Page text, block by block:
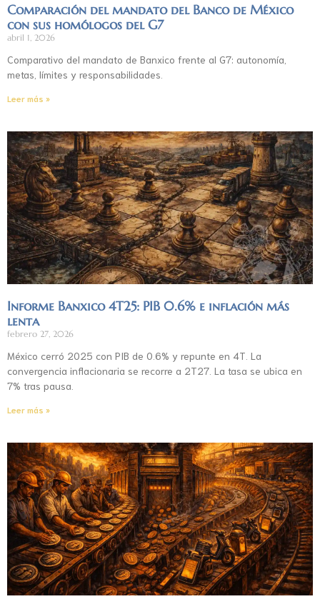
Comparación del mandato del Banco de México
con sus homólogos del G7
abril 1, 2026
Comparativo del mandato de Banxico frente al G7: autonomía,
metas, límites y responsabilidades.
Leer más »
Informe Banxico 4T25: PIB 0.6% e inflación más
lenta
febrero 27, 2026
México cerró 2025 con PIB de 0.6% y repunte en 4T. La
convergencia inflacionaria se recorre a 2T27. La tasa se ubica en
7% tras pausa.
Leer más »